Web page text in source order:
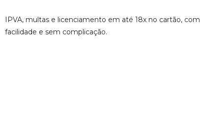
IPVA, multas e licenciamento em até 18x no cartão, com
facilidade e sem complicação.